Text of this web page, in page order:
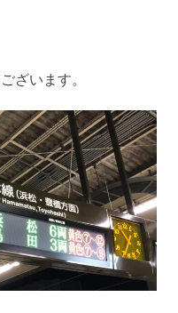
ざいます。